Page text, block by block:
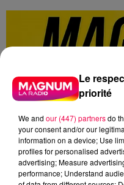
Le
priorité
We and our (447) partnersdo
your consent and/or our
information on a device; Use
profiles for personalised
advertising; Measure
performance; Understand